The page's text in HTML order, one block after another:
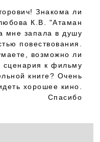
Знакома ли
К.В. "Атаман
мне запала в душу
повествования.
возможно ли
сценария к фильму
книге? Очень
хорошее кино.
Спасибо